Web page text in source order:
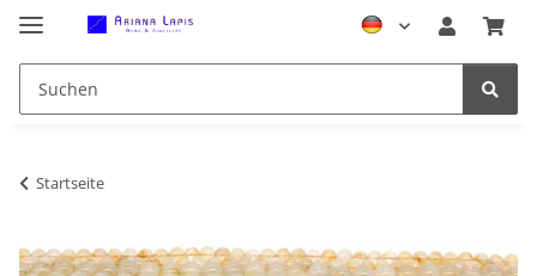
Startseite